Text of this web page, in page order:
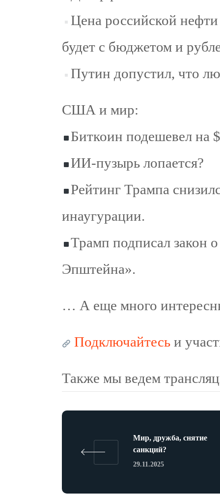
Цена российской
будет с бюджетом и
Путин допустил, что
США и мир:
Биткоин подешевел на
ИИ-пузырь лопается?
Рейтинг Трампа
инаугурации.
Трамп подписал закон
Эпштейна».
… А еще много
Подключайтесь и
Также мы ведем
Мир, дружба, снятие
санкций?
29.11.2025